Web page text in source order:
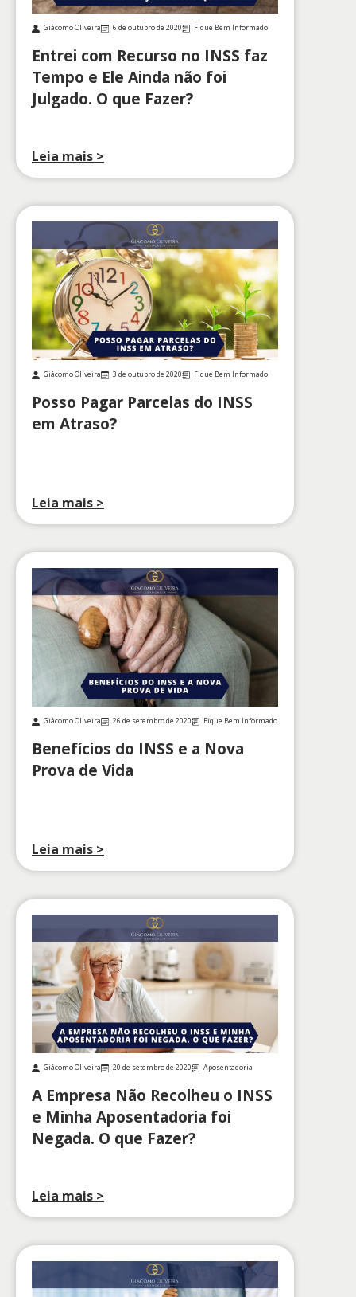
Giácomo Oliveira 6 de outubro de 2020 Fique Bem Informado
Entrei com Recurso no INSS faz
Tempo e Ele Ainda não foi
Julgado. O que Fazer?
Leia mais >
Giácomo Oliveira 3 de outubro de 2020 Fique Bem Informado
Posso Pagar Parcelas do INSS
em Atraso?
Leia mais >
Giácomo Oliveira 26 de setembro de 2020 Fique Bem Informado
Benefícios do INSS e a Nova
Prova de Vida
Leia mais >
Giácomo Oliveira 20 de setembro de 2020 Aposentadoria
A Empresa Não Recolheu o INSS
e Minha Aposentadoria foi
Negada. O que Fazer?
Leia mais >